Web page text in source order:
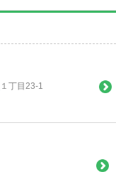
１丁目23-1